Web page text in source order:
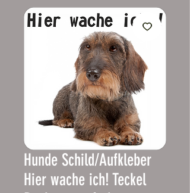
Hunde Schild/Aufkleber
Hier wache ich! Teckel